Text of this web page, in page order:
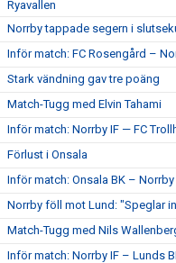
Ryavallen
Norrby tappade segern i
Inför match: FC Rosengård –
Stark vändning gav tre poäng
Match-Tugg med Elvin Tahami
Inför match: Norrby IF — FC
Förlust i Onsala
Inför match: Onsala BK – Norrby
Norrby föll mot Lund: "Speglar
Match-Tugg med Nils
Inför match: Norrby IF – Lunds